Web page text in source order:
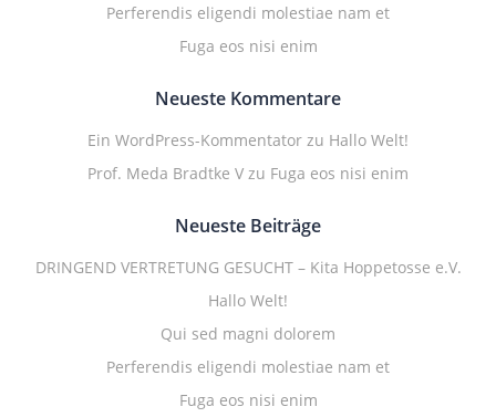
Perferendis eligendi molestiae nam et
Fuga eos nisi enim
Neueste Kommentare
Ein WordPress-Kommentator zu Hallo Welt!
Prof. Meda Bradtke V zu Fuga eos nisi enim
Neueste Beiträge
DRINGEND VERTRETUNG GESUCHT – Kita Hoppetosse e.V.
Hallo Welt!
Qui sed magni dolorem
Perferendis eligendi molestiae nam et
Fuga eos nisi enim